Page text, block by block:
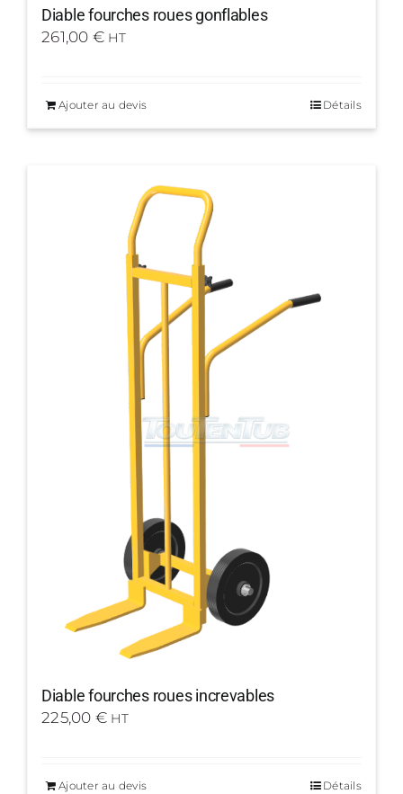
Diable fourches roues gonflables
261,00 € HT
Ajouter au devis Détails
Diable fourches roues increvables
225,00 € HT
Ajouter au devis Détails